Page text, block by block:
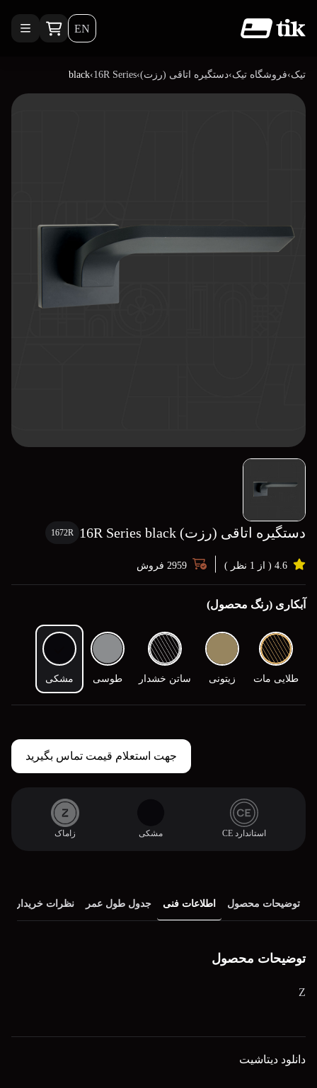
EN
تیک›فروشگاه تیک›دستگیره اتاقی (رزت)›
16R Series
›
black
دستگیره اتاقی (رزت) 16R Series black 1672R
4.6 ( از 1 نظر ) 2959 فروش
آبکاری (رنگ محصول)
طلایی مات زیتونی ساتن خشدار طوسی مشکی
جهت استعلام قیمت تماس بگیرید
استاندارد CE مشکی زاماک
توضیحات محصول اطلاعات فنی جدول طول عمر نظرات خریداران
توضیحات محصول
Z
دانلود دیتاشیت